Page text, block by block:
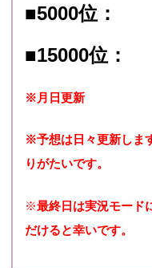
■5000位：
■15000位：
※月日更新
※予想は日々更新しま
りがたいです。
※最終日は実況モード
だけると幸いです。